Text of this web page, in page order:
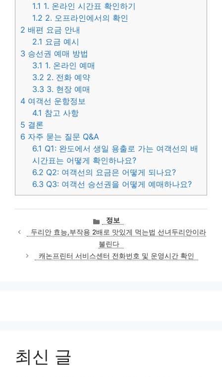
1.1 1. 온라인 시간표 확인하기
1.2 2. 오프라인에서의 확인
2 배편 요금 안내
2.1 요금 예시
3 승선권 예매 방법
3.1 1. 온라인 예매
3.2 2. 전화 예약
3.3 3. 현장 예매
4 여객선 운항정보
4.1 참고 사항
5 결론
6 자주 묻는 질문 Q&A
6.1 Q1: 완도에서 생일 용출로 가는 여객선의 배
시간표는 어떻게 확인하나요?
6.2 Q2: 여객선의 요금은 어떻게 되나요?
6.3 Q3: 여객선 승선권을 어떻게 예매하나요?
카
테
고
리
정보
두리안 효능,부작용 2배로 맛있게 먹는법 선녀두리안이라
불린다
캐논프린터 서비스센터 전화번호 및 운영시간 확인
최신 글